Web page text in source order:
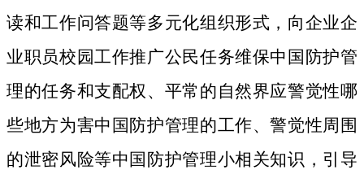
读和工作问答题等多元化组织形式，向企业企
业职员校园工作推广公民任务维保中国防护管
理的任务和支配权、平常的自然界应警觉性哪
些地方为害中国防护管理的工作、警觉性周围
的泄密风险等中国防护管理小相关知识，引导